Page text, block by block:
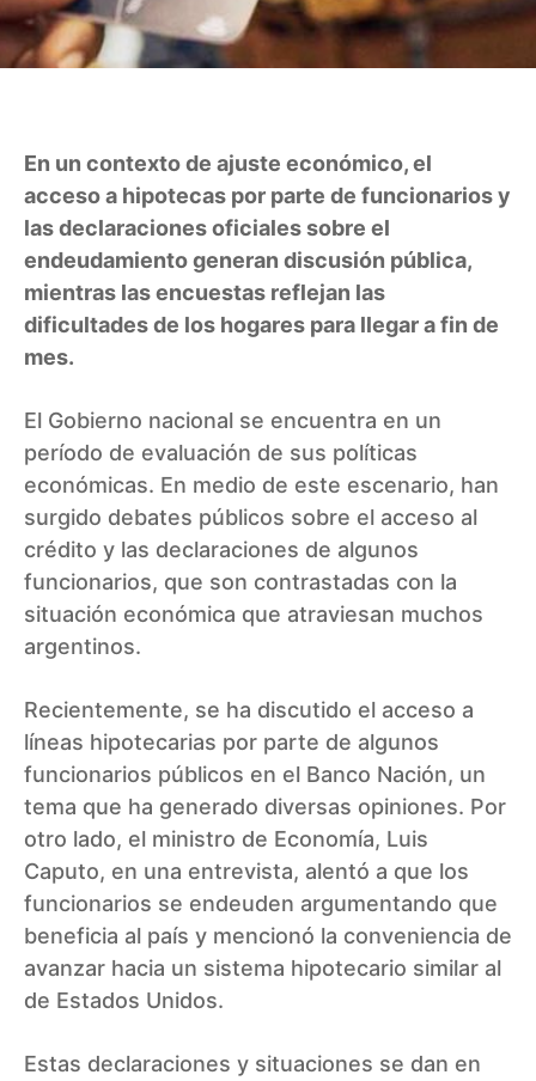
En un contexto de ajuste económico, el
acceso a hipotecas por parte de funcionarios y
las declaraciones oficiales sobre el
endeudamiento generan discusión pública,
mientras las encuestas reflejan las
dificultades de los hogares para llegar a fin de
mes.
El Gobierno nacional se encuentra en un
período de evaluación de sus políticas
económicas. En medio de este escenario, han
surgido debates públicos sobre el acceso al
crédito y las declaraciones de algunos
funcionarios, que son contrastadas con la
situación económica que atraviesan muchos
argentinos.
Recientemente, se ha discutido el acceso a
líneas hipotecarias por parte de algunos
funcionarios públicos en el Banco Nación, un
tema que ha generado diversas opiniones. Por
otro lado, el ministro de Economía, Luis
Caputo, en una entrevista, alentó a que los
funcionarios se endeuden argumentando que
beneficia al país y mencionó la conveniencia de
avanzar hacia un sistema hipotecario similar al
de Estados Unidos.
Estas declaraciones y situaciones se dan en